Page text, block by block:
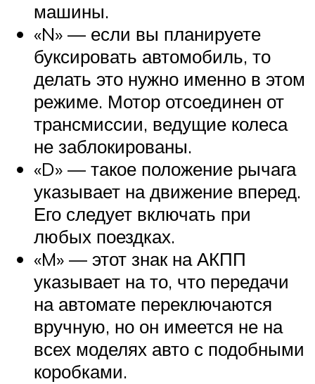
машины.
«N» — если вы планируете
буксировать автомобиль, то
делать это нужно именно в этом
режиме. Мотор отсоединен от
трансмиссии, ведущие колеса
не заблокированы.
«D» — такое положение рычага
указывает на движение вперед.
Его следует включать при
любых поездках.
«M» — этот знак на АКПП
указывает на то, что передачи
на автомате переключаются
вручную, но он имеется не на
всех моделях авто с подобными
коробками.